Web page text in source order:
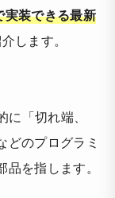
装できる最新
します。
「切れ端、
どのプログラミ
を指します。